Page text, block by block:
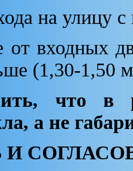
на улицу
от входных
(1,30-1,50
что в
а не
И